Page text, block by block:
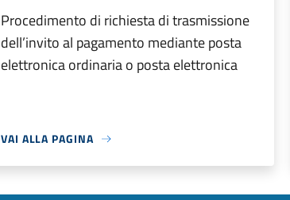
Procedimento di richiesta di trasmissione
dell’invito al pagamento mediante posta
elettronica ordinaria o posta elettronica
VAI ALLA PAGINA